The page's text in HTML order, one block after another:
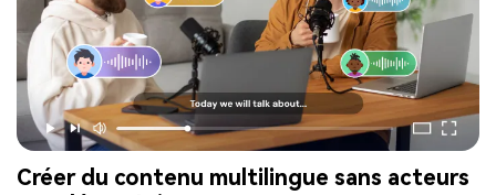
Créer du contenu multilingue sans acteurs